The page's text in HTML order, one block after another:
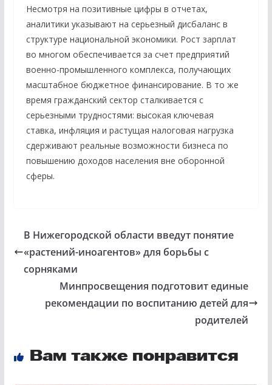
Несмотря на позитивные цифры в отчетах,
аналитики указывают на серьезный дисбаланс в
структуре национальной экономики. Рост зарплат
во многом обеспечивается за счет предприятий
военно-промышленного комплекса, получающих
масштабное бюджетное финансирование. В то же
время гражданский сектор сталкивается с
серьезными трудностями: высокая ключевая
ставка, инфляция и растущая налоговая нагрузка
сдерживают реальные возможности бизнеса по
повышению доходов населения вне оборонной
сферы.
В Нижегородской области введут понятие
«растений-иноагентов» для борьбы с
сорняками
Минпросвещения подготовит единые
рекомендации по воспитанию детей для
родителей
Вам также понравится